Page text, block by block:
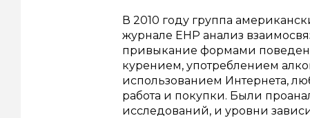
В 2010 году группа
журнале EHP анализ
привыкание формами
курением, употреблением
использованием Интернета,
работа и покупки. Были
исследований, и уровни